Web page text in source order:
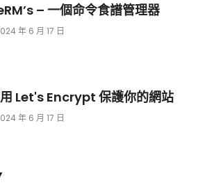
– 一個命令食譜管理器
年 6 月 17 日
Let's Encrypt 保護你的網站
年 6 月 17 日